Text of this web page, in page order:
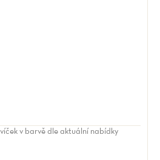
v barvě dle aktuální nabídky